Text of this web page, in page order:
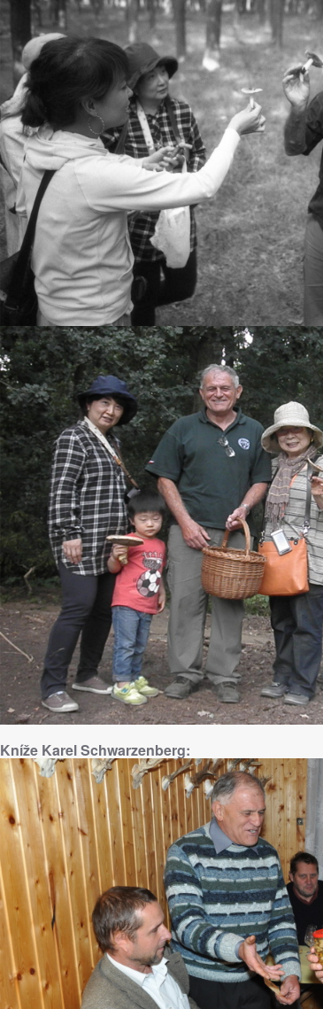
Kníže Karel Schwarzenberg: